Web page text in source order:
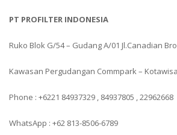
PT PROFILTER INDONESIA
Ruko Blok G/54 – Gudang A/01 Jl.Canadian
Kawasan Pergudangan Commpark –
Phone : +6221 84937329 , 84937805 , 22962668
WhatsApp : +62 813-8506-6789